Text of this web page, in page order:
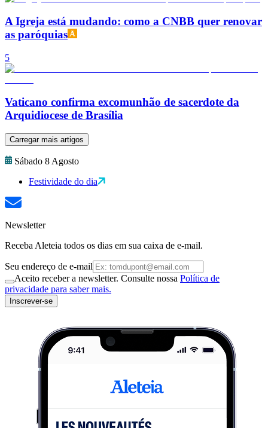
A Igreja está mudando: como a CNBB quer renovar
as paróquias
5
Vaticano confirma excomunhão de sacerdote da
Arquidiocese de Brasília
Carregar mais artigos
Sábado 8 Agosto
Festividade do dia
Newsletter
Receba Aleteia todos os dias em sua caixa de e-mail.
Seu endereço de e-mail
Aceito receber a newsletter. Consulte nossa Política de
privacidade para saber mais.
Inscrever-se